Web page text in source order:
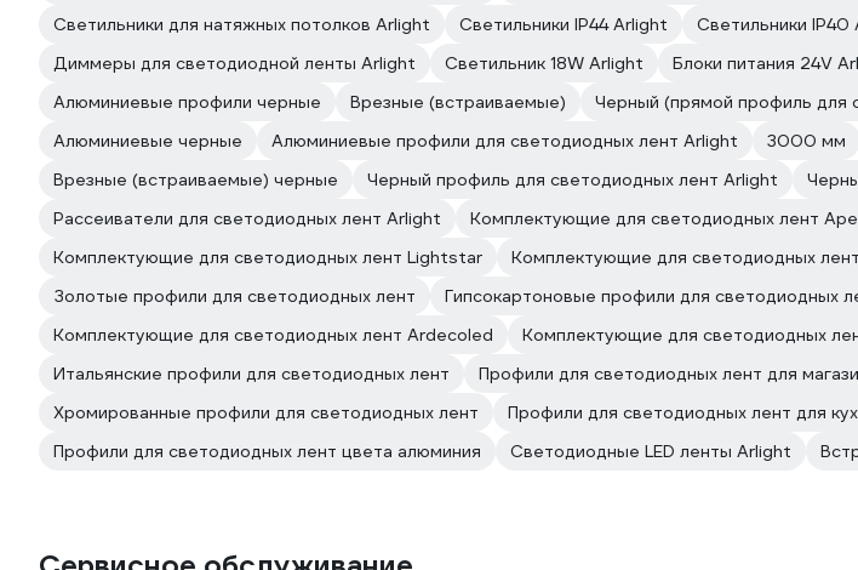
Светильники для натяжных потолков Arlight
Светильники IP44 Arlight Светильники IP40
Диммеры для светодиодной ленты Arlight
Светильник 18W Arlight Блоки питания 24V
Алюминиевые профили черные
Врезные (встраиваемые) Черный (прямой профиль для
Алюминиевые черные
Алюминиевые профили для светодиодных лент Arlight 3000 мм
Врезные (встраиваемые) черные
Черный профиль для светодиодных лент Arlight
Рассеиватели для светодиодных лент Arlight
Комплектующие для светодиодных лент
Комплектующие для светодиодных лент Lightstar
Комплектующие для светодиодных
Золотые профили для светодиодных лент
Гипсокартоновые профили для светодиодных
Комплектующие для светодиодных лент Ardecoled
Комплектующие для светодиодных
Итальянские профили для светодиодных лент
Профили для светодиодных лент для
Хромированные профили для светодиодных лент
Профили для светодиодных лент для
Профили для светодиодных лент цвета алюминия
Светодиодные LED ленты Arlight